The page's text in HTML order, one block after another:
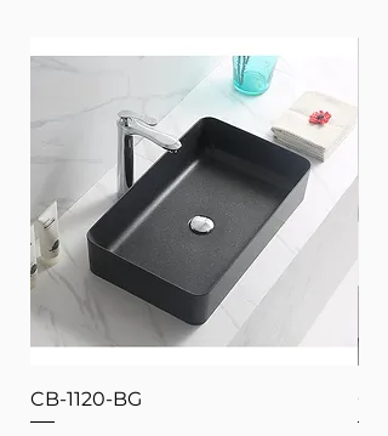
CB-1120-BG